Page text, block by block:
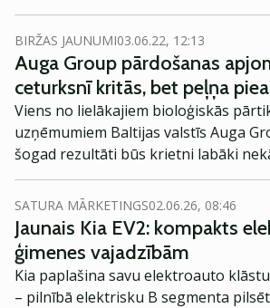
attiecīgajā periodā, kad ieņēmumi
apmērā.
BIRŽAS JAUNUMI03.06.22, 12:13
Auga Group pārdošanas
ceturksnī kritās, bet peļņa
Viens no lielākajiem bioloģiskās
uzņēmumiem Baltijas valstīs Auga
šogad rezultāti būs krietni labāki
neskaidrība par karu Ukrainā un
saglabāsies.
SATURA MĀRKETINGS02.06.26, 08:46
Jaunais Kia EV2: kompakts
ģimenes vajadzībām
Kia paplašina savu elektroauto
– pilnībā elektrisku B segmenta